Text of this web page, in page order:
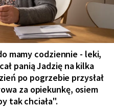
mamy codziennie - leki,
panią Jadzię na kilka
po pogrzebie przysłał
za opiekunkę, osiem
tak chciała".